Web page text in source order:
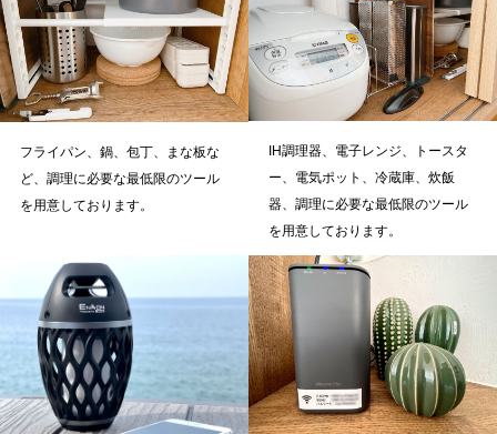
フライパン、鍋、包丁、まな板な
ど、調理に必要な最低限のツール
を用意しております。
IH調理器、電子レンジ、トースタ
ー、電気ポット、冷蔵庫、炊飯
器、調理に必要な最低限のツール
を用意しております。